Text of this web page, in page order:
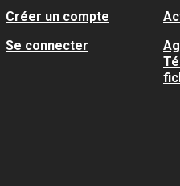
Créer un compte
Se connecter